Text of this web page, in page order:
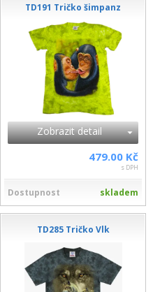
TD191 Tričko šimpanz
Zobrazit detail
479.00 Kč
s DPH
Dostupnost skladem
TD285 Tričko Vlk